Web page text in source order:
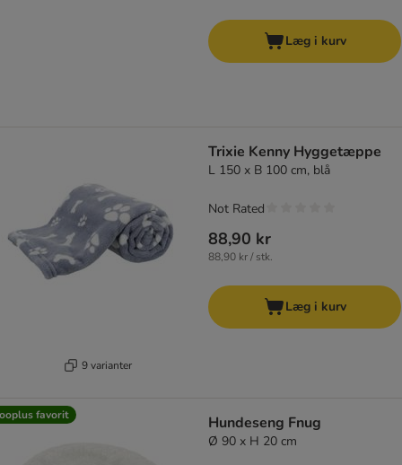
Læg i kurv
9 varianter
Trixie Kenny Hyggetæppe
L 150 x B 100 cm, blå
88,90 kr
88,90 kr / stk.
Not Rated
Læg i kurv
favorit Hundeseng Fnug
Ø 90 x H 20 cm